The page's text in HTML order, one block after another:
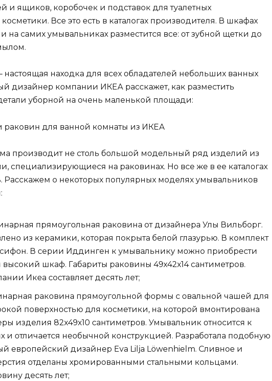
и ящиков, коробочек и подставок для туалетных
Все это есть в каталогах производителя. В шкафах
на самих умывальниках разместится все: от зубной щетки до
находка для всех обладателей небольших ванных
дизайнер компании ИКЕА расскажет, как разместить
уборной на очень маленькой площади:
для ванной комнаты из ИКЕА
производит не столь большой модельный ряд изделий из
специализирующиеся на раковинах. Но все же в ее каталогах
Расскажем о некоторых популярных моделях умывальников
прямоугольная раковина от дизайнера Улы Вильборг.
из керамики, которая покрыта белой глазурью. В комплект
В серии Иддинген к умывальнику можно приобрести
высокий шкаф. Габариты раковины 49х42х14 сантиметров.
Икеа составляет десять лет;
раковина прямоугольной формы с овальной чашей для
поверхностью для косметики, на которой вмонтирована
изделия 82х49х10 сантиметров. Умывальник относится к
и отличается необычной конструкцией. Разработала подобную
европейский дизайнер Eva Lilja Löwenhielm. Сливное и
отделаны хромированными стальными кольцами.
десять лет;